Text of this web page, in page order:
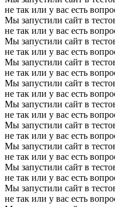
не так или у вас есть
Мы запустили сайт в
не так или у вас есть
Мы запустили сайт в
не так или у вас есть
Мы запустили сайт в
не так или у вас есть
Мы запустили сайт в
не так или у вас есть
Мы запустили сайт в
не так или у вас есть
Мы запустили сайт в
не так или у вас есть
Мы запустили сайт в
не так или у вас есть
Мы запустили сайт в
не так или у вас есть
Мы запустили сайт в
не так или у вас есть